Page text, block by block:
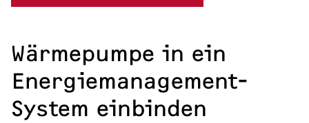
Wärmepumpe in ein
Energiemanagement-
System einbinden